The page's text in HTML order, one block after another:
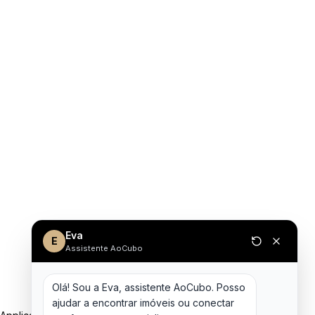
E Eva
Assistente AoCubo
Olá! Sou a Eva, assistente AoCubo. Posso
ajudar a encontrar imóveis ou conectar